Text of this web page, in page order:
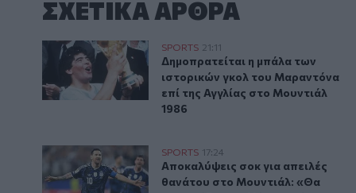
ΣΧΕΤΙΚA AΡΘΡΑ
Δημοπρατείται η μπάλα των ιστορικών γκολ του
SPORTS 21:11
Δημοπρατείται η μπάλα των
Δημοπρατείται η μπάλα των
ιστορικών γκολ του Μαραντόνα
επί της Αγγλίας στο Μουντιάλ
1986
Aποκαλύψεις σοκ για απειλές θανάτου στο
SPORTS 17:24
Aποκαλύψεις σοκ για απειλές
Aποκαλύψεις σοκ για απειλές
θανάτου στο Μουντιάλ: «Θα